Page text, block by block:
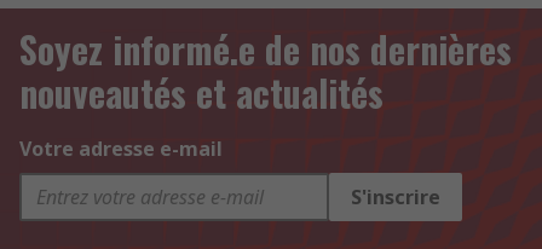
Soyez informé.e de nos dernières
nouveautés et actualités
Votre adresse e-mail
S'inscrire